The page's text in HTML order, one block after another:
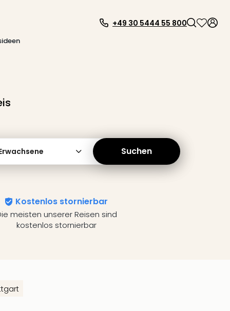
+49 30 5444 55 800
Suchen
Kostenlos stornierbar
meisten unserer Reisen sind
kostenlos stornierbar